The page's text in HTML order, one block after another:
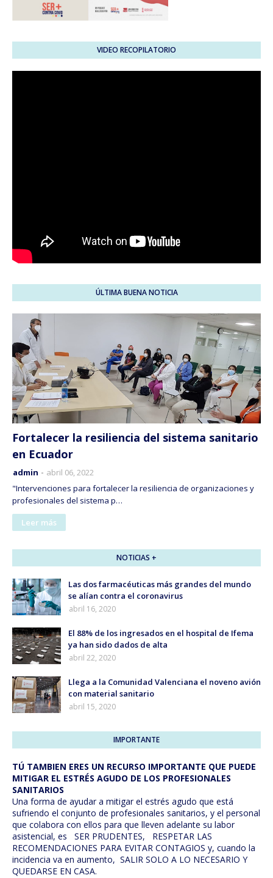
VIDEO RECOPILATORIO
ÚLTIMA BUENA NOTICIA
Fortalecer la resiliencia del sistema sanitario
en Ecuador
admin
abril 06, 2022
"Intervenciones para fortalecer la resiliencia de organizaciones y
profesionales del sistema p…
Leer más
NOTICIAS +
Las dos farmacéuticas más grandes del mundo
se alían contra el coronavirus
abril 16, 2020
El 88% de los ingresados en el hospital de Ifema
ya han sido dados de alta
abril 22, 2020
Llega a la Comunidad Valenciana el noveno avión
con material sanitario
abril 15, 2020
IMPORTANTE
TÚ TAMBIEN ERES UN RECURSO IMPORTANTE QUE PUEDE
MITIGAR EL ESTRÉS AGUDO DE LOS PROFESIONALES
SANITARIOS
Una forma de ayudar a mitigar el estrés agudo que está
sufriendo el conjunto de profesionales sanitarios, y el personal
que colabora con ellos para que lleven adelante su labor
asistencial, es SER PRUDENTES, RESPETAR LAS
RECOMENDACIONES PARA EVITAR CONTAGIOS y, cuando la
incidencia va en aumento, SALIR SOLO A LO NECESARIO Y
QUEDARSE EN CASA.